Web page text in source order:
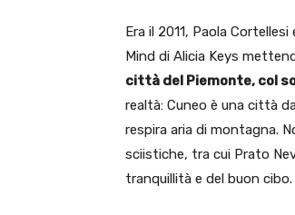
Era il 2011, Paola
Mind di Alicia Keys
città del Piemonte, col
realtà: Cuneo è una città
respira aria di montagna.
sciistiche, tra cui Prato
tranquillità e del buon cibo.